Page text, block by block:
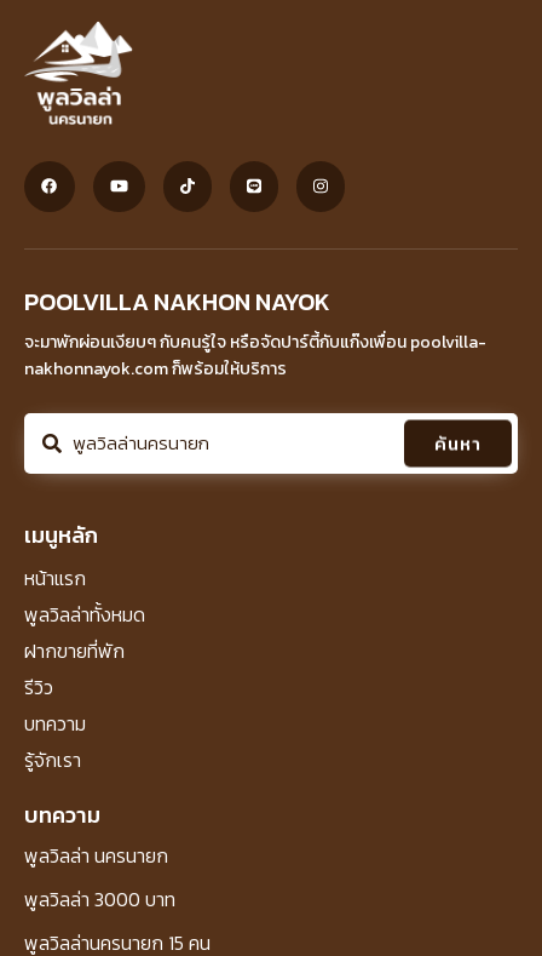
POOLVILLA NAKHON NAYOK
จะมาพักผ่อนเงียบๆ กับคนรู้ใจ หรือจัดปาร์ตี้กับแก๊งเพื่อน poolvilla-
nakhonnayok.com ก็พร้อมให้บริการ
ค้นหา
เมนูหลัก
หน้าแรก
พูลวิลล่าทั้งหมด
ฝากขายที่พัก
รีวิว
บทความ
รู้จักเรา
บทความ
พูลวิลล่า นครนายก
พูลวิลล่า 3000 บาท
พูลวิลล่านครนายก 15 คน